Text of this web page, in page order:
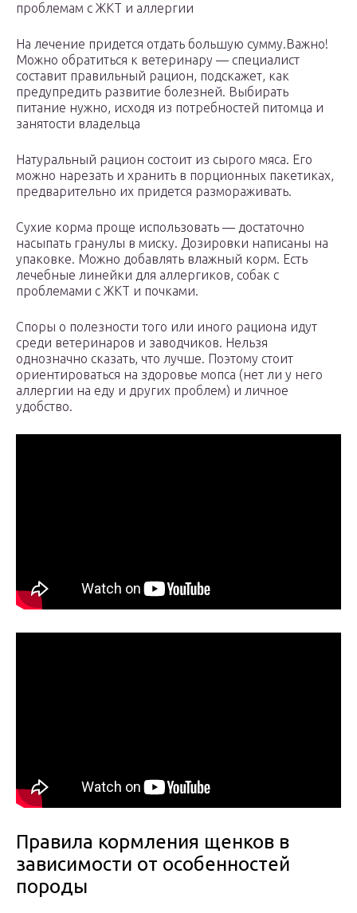
проблемам с ЖКТ и аллергии
На лечение придется отдать большую сумму.Важно!
Можно обратиться к ветеринару — специалист
составит правильный рацион, подскажет, как
предупредить развитие болезней. Выбирать
питание нужно, исходя из потребностей питомца и
занятости владельца
Натуральный рацион состоит из сырого мяса. Его
можно нарезать и хранить в порционных пакетиках,
предварительно их придется размораживать.
Сухие корма проще использовать — достаточно
насыпать гранулы в миску. Дозировки написаны на
упаковке. Можно добавлять влажный корм. Есть
лечебные линейки для аллергиков, собак с
проблемами с ЖКТ и почками.
Споры о полезности того или иного рациона идут
среди ветеринаров и заводчиков. Нельзя
однозначно сказать, что лучше. Поэтому стоит
ориентироваться на здоровье мопса (нет ли у него
аллергии на еду и других проблем) и личное
удобство.
Правила кормления щенков в
зависимости от особенностей
породы